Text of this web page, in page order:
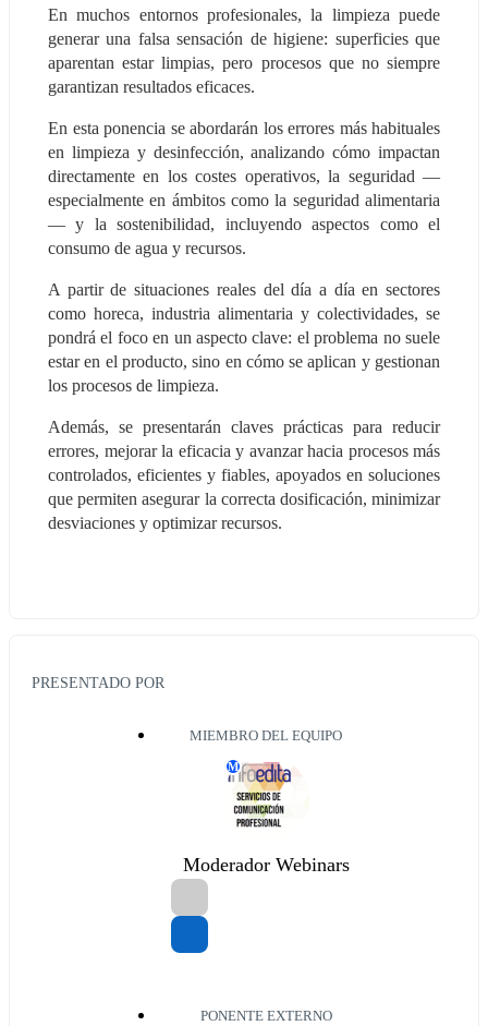
En muchos entornos profesionales, la limpieza puede
generar una falsa sensación de higiene: superficies que
aparentan estar limpias, pero procesos que no siempre
garantizan resultados eficaces.
En esta ponencia se abordarán los errores más habituales
en limpieza y desinfección, analizando cómo impactan
directamente en los costes operativos, la seguridad —
especialmente en ámbitos como la seguridad alimentaria
— y la sostenibilidad, incluyendo aspectos como el
consumo de agua y recursos.
A partir de situaciones reales del día a día en sectores
como horeca, industria alimentaria y colectividades, se
pondrá el foco en un aspecto clave: el problema no suele
estar en el producto, sino en cómo se aplican y gestionan
los procesos de limpieza.
Además, se presentarán claves prácticas para reducir
errores, mejorar la eficacia y avanzar hacia procesos más
controlados, eficientes y fiables, apoyados en soluciones
que permiten asegurar la correcta dosificación, minimizar
desviaciones y optimizar recursos.
PRESENTADO POR
MIEMBRO DEL EQUIPO
M
Moderador Webinars
PONENTE EXTERNO